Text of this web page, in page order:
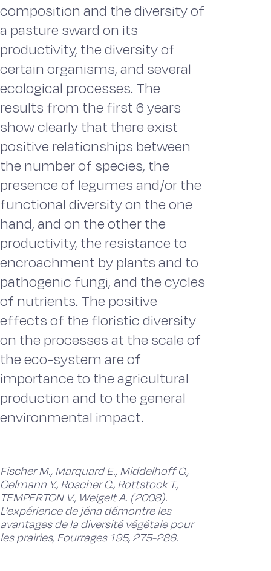
composition and the diversity of
a pasture sward on its
productivity, the diversity of
certain organisms, and several
ecological processes. The
results from the first 6 years
show clearly that there exist
positive relationships between
the number of species, the
presence of legumes and/or the
functional diversity on the one
hand, and on the other the
productivity, the resistance to
encroachment by plants and to
pathogenic fungi, and the cycles
of nutrients. The positive
effects of the floristic diversity
on the processes at the scale of
the eco-system are of
importance to the agricultural
production and to the general
environmental impact.
Fischer M., Marquard E., Middelhoff C.,
Oelmann Y., Roscher C., Rottstock T.,
TEMPERTON V., Weigelt A. (2008).
L’expérience de jéna démontre les
avantages de la diversité végétale pour
les prairies, Fourrages 195, 275-286.